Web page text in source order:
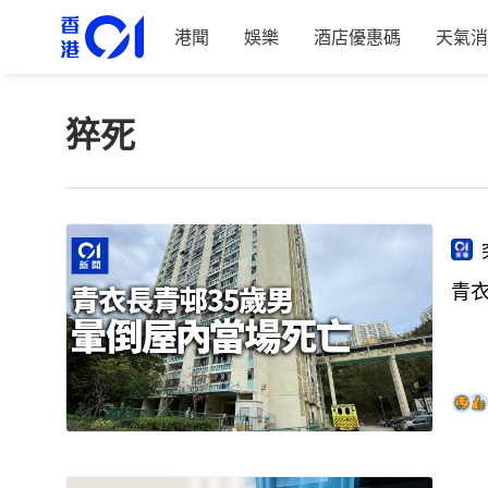
港聞 娛樂 酒店優惠碼 天氣
猝死
青